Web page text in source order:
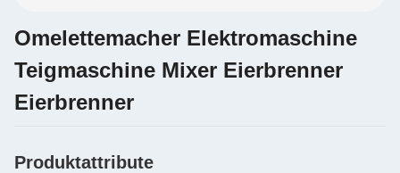
Omelettemacher Elektromaschine
Teigmaschine Mixer Eierbrenner
Eierbrenner
Produktattribute